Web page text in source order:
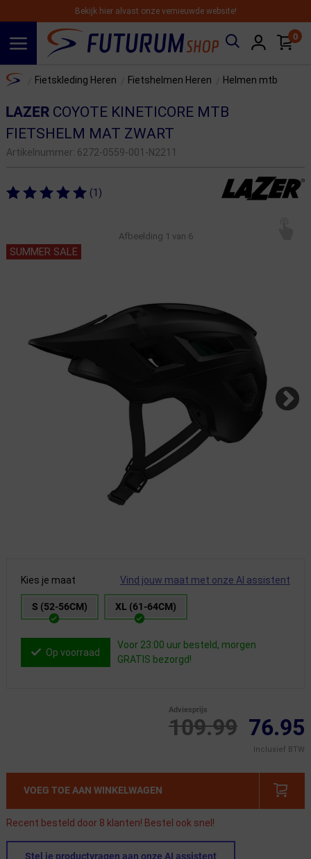
Bekijk hier alvast onze vernieuwde website!
0
Home Fietskleding Heren Fietshelmen Heren Helmen mtb
LAZERCOYOTE KINETICORE MTB
FIETSHELM MAT ZWART
Artikelnummer: 6272-0559-001-N2211
(1)
Afbeelding 1 van 6
SUMMER SALE
Kies je maat Vind jouw maat met onze AI assistent
S (52-56CM) XL (61-64CM)
Op voorraad
Voor 23:00 uur besteld, morgen
GRATIS bezorgd!
109.99
Adviesprijs
76.95
Inclusief BTW
VOEG TOE AAN WINKELWAGEN
Recent besteld door 8 klanten! Bestel ook snel!
Stel je productvragen aan onze AI assistent